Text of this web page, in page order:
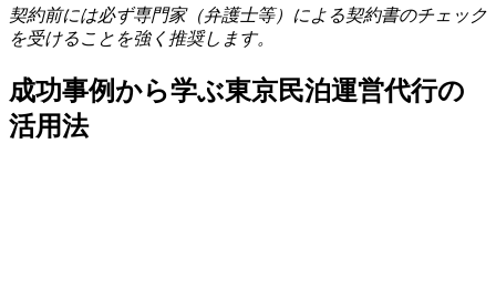
契約前には必ず専門家（弁護士等）による契約書のチェック
を受けることを強く推奨します。
成功事例から学ぶ東京民泊運営代行の
活用法